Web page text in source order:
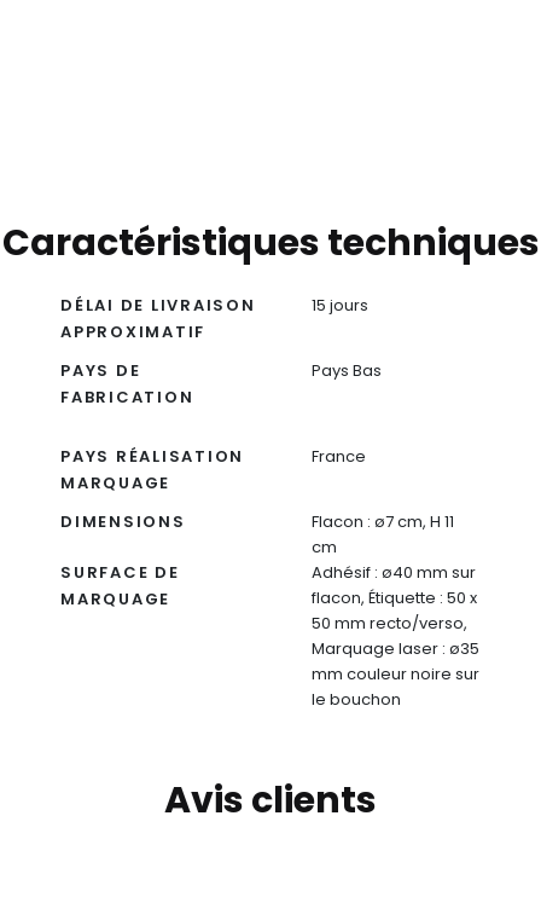
Caractéristiques techniques
DÉLAI DE LIVRAISON
APPROXIMATIF
15 jours
PAYS DE
FABRICATION
Pays Bas
PAYS RÉALISATION
MARQUAGE
France
DIMENSIONS
Flacon : ø7 cm, H 11
cm
SURFACE DE
MARQUAGE
Adhésif : ø40 mm sur
flacon, Étiquette : 50 x
50 mm recto/verso,
Marquage laser : ø35
mm couleur noire sur
le bouchon
Avis clients